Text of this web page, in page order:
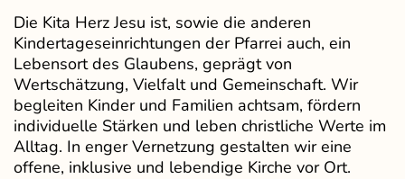
Die Kita Herz Jesu ist, sowie die anderen
Kindertageseinrichtungen der Pfarrei auch, ein
Lebensort des Glaubens, geprägt von
Wertschätzung, Vielfalt und Gemeinschaft. Wir
begleiten Kinder und Familien achtsam, fördern
individuelle Stärken und leben christliche Werte im
Alltag. In enger Vernetzung gestalten wir eine
offene, inklusive und lebendige Kirche vor Ort.